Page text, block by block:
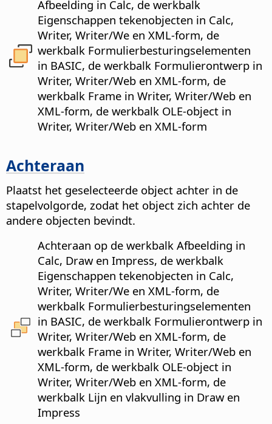
Afbeelding in Calc, de werkbalk
Eigenschappen tekenobjecten in Calc,
Writer, Writer/We en XML-form, de
werkbalk Formulierbesturingselementen
in BASIC, de werkbalk Formulierontwerp in
Writer, Writer/Web en XML-form, de
werkbalk Frame in Writer, Writer/Web en
XML-form, de werkbalk OLE-object in
Writer, Writer/Web en XML-form
Achteraan
Plaatst het geselecteerde object achter in de
stapelvolgorde, zodat het object zich achter de
andere objecten bevindt.
Achteraan op de werkbalk Afbeelding in
Calc, Draw en Impress, de werkbalk
Eigenschappen tekenobjecten in Calc,
Writer, Writer/We en XML-form, de
werkbalk Formulierbesturingselementen
in BASIC, de werkbalk Formulierontwerp in
Writer, Writer/Web en XML-form, de
werkbalk Frame in Writer, Writer/Web en
XML-form, de werkbalk OLE-object in
Writer, Writer/Web en XML-form, de
werkbalk Lijn en vlakvulling in Draw en
Impress